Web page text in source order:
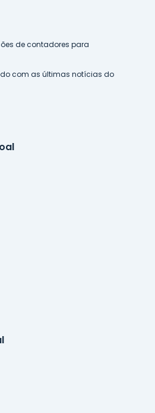
de contadores para
com as últimas notícias do